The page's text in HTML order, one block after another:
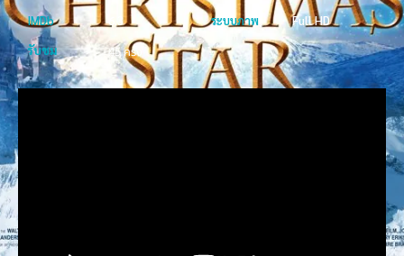
IMDb
6.3 ระบบภาพ
Full HD
รับชม
45 ครั้ง